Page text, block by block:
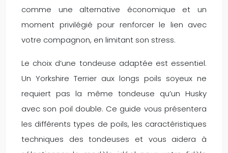
comme une alternative économique et un
moment privilégié pour renforcer le lien avec
votre compagnon, en limitant son stress.
Le choix d’une tondeuse adaptée est essentiel.
Un Yorkshire Terrier aux longs poils soyeux ne
requiert pas la même tondeuse qu’un Husky
avec son poil double. Ce guide vous présentera
les différents types de poils, les caractéristiques
techniques des tondeuses et vous aidera à